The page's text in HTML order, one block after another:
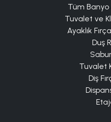
Tüm Banyo
Tuvalet ve
Ayaklık
Duş
Tuvalet
Diş